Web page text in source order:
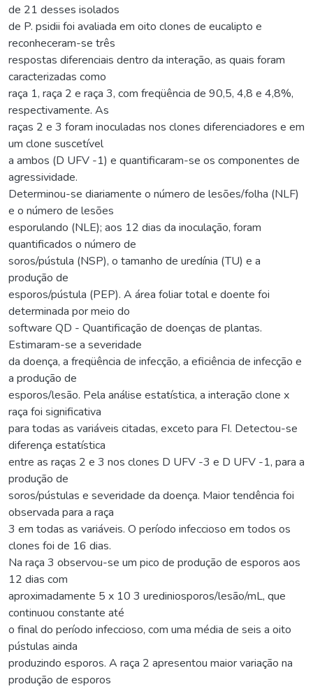
de 21 desses isolados
de P. psidii foi avaliada em oito clones de eucalipto e
reconheceram-se três
respostas diferenciais dentro da interação, as quais foram
caracterizadas como
raça 1, raça 2 e raça 3, com freqüência de 90,5, 4,8 e 4,8%,
respectivamente. As
raças 2 e 3 foram inoculadas nos clones diferenciadores e em
um clone suscetível
a ambos (D UFV -1) e quantificaram-se os componentes de
agressividade.
Determinou-se diariamente o número de lesões/folha (NLF)
e o número de lesões
esporulando (NLE); aos 12 dias da inoculação, foram
quantificados o número de
soros/pústula (NSP), o tamanho de uredínia (TU) e a
produção de
esporos/pústula (PEP). A área foliar total e doente foi
determinada por meio do
software QD - Quantificação de doenças de plantas.
Estimaram-se a severidade
da doença, a freqüência de infecção, a eficiência de infecção e
a produção de
esporos/lesão. Pela análise estatística, a interação clone x
raça foi significativa
para todas as variáveis citadas, exceto para FI. Detectou-se
diferença estatística
entre as raças 2 e 3 nos clones D UFV -3 e D UFV -1, para a
produção de
soros/pústulas e severidade da doença. Maior tendência foi
observada para a raça
3 em todas as variáveis. O período infeccioso em todos os
clones foi de 16 dias.
Na raça 3 observou-se um pico de produção de esporos aos
12 dias com
aproximadamente 5 x 10 3 urediniosporos/lesão/mL, que
continuou constante até
o final do período infeccioso, com uma média de seis a oito
pústulas ainda
produzindo esporos. A raça 2 apresentou maior variação na
produção de esporos